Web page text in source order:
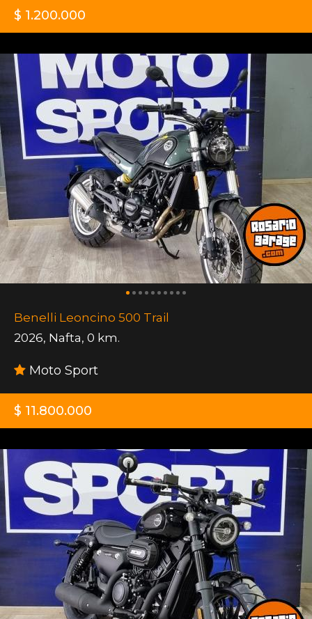
$ 1.200.000
Benelli Leoncino 500 Trail
2026, Nafta, 0 km.
Moto Sport
$ 11.800.000